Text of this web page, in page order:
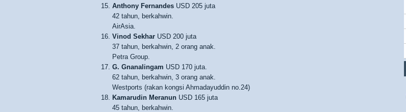
Anthony Fernandes USD 205 juta
42 tahun, berkahwin.
AirAsia.
Vinod Sekhar USD 200 juta
37 tahun, berkahwin, 2 orang anak.
Petra Group.
G. Gnanalingam USD 170 juta.
62 tahun, berkahwin, 3 orang anak.
Westports (rakan kongsi Ahmadayuddin no.24)
Kamarudin Meranun USD 165 juta
45 tahun, berkahwin.